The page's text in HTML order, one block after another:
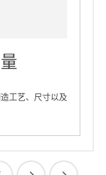
工艺、尺寸以及